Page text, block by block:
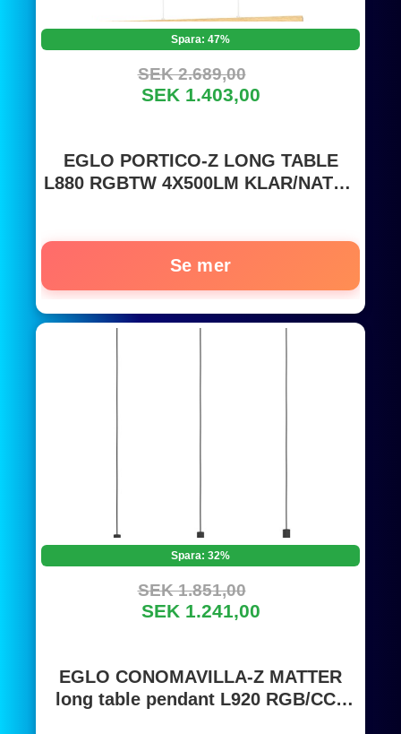
Spara: 47%
SEK 2.689,00
SEK 1.403,00
EGLO PORTICO-Z LONG TABLE
L880 RGBTW 4X500LM KLAR/NATUR
Se mer
Spara: 32%
SEK 1.851,00
SEK 1.241,00
EGLO CONOMAVILLA-Z MATTER
long table pendant L920 RGB/CCT